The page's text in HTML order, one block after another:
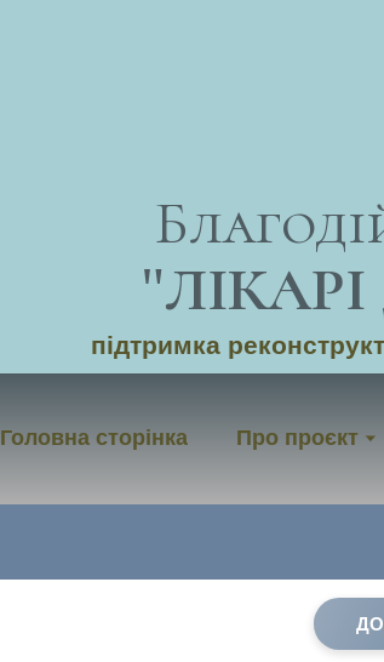
"
підтримка
Головна сторінка Про проєкт